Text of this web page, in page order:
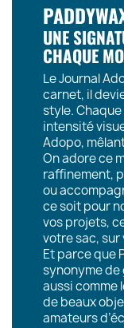
UNE
CHAQUE
Le Journal
carnet, il
style.
intensité
Adopo,
On adore ce
raffinement,
ou
ce soit pour
vos projets,
votre sac, sur
Et parce que
synonyme de
aussi comme
de beaux
amateurs